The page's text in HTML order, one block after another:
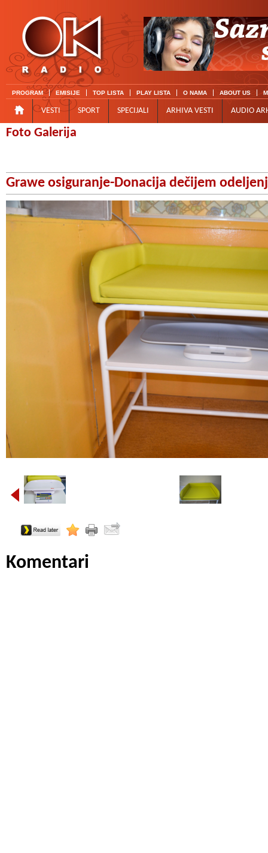
PROGRAM EMISIJE TOP LISTA PLAY LISTA O NAMA ABOUT US
VESTI SPORT SPECIJALI ARHIVA VESTI AUDIO
Foto Galerija
Grawe osiguranje-Donacija dečijem
Komentari